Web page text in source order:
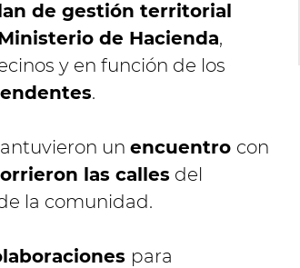
de gestión territorial
de Hacienda,
y en función de los
.
un encuentro con
las calles del
la comunidad.
para